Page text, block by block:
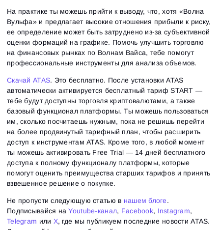
На практике ты можешь прийти к выводу, что, хотя «‎Волна
Вульфа» и предлагает высокие отношения прибыли к риску,
ее определение может быть затруднено из-за субъективной
оценки формаций на графике. Помочь улучшить торговлю
на финансовых рынках по Волнам Вайса, тебе помогут
профессиональные инструменты для анализа объемов.
Скачай ATAS. Это бесплатно. После установки ATAS
автоматически активируется бесплатный тариф START —
тебе будут доступны торговля криптовалютами, а также
базовый функционал платформы. Ты можешь пользоваться
им, сколько посчитаешь нужным, пока не решишь перейти
на более продвинутый тарифный план, чтобы расширить
доступ к инструментам ATAS. Кроме того, в любой момент
ты можешь активировать Free Trial — 14 дней бесплатного
доступа к полному функционалу платформы, которые
помогут оценить преимущества старших тарифов и принять
взвешенное решение о покупке.
Не пропусти следующую статью в нашем блоге.
Подписывайся наYoutube-канал, Facebook, Instagram,
Telegram или X, где мы публикуем последние новости ATAS.